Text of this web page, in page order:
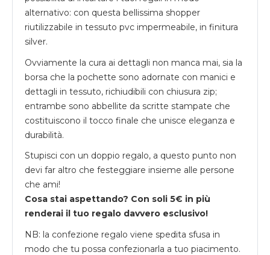
alternativo: con questa bellissima shopper
riutilizzabile in tessuto pvc impermeabile, in finitura
silver.
Ovviamente la cura ai dettagli non manca mai, sia la
borsa che la pochette sono adornate con manici e
dettagli in tessuto, richiudibili con chiusura zip;
entrambe sono abbellite da scritte stampate che
costituiscono il tocco finale che unisce eleganza e
durabilità.
Stupisci con un doppio regalo, a questo punto non
devi far altro che festeggiare insieme alle persone
che ami!
Cosa stai aspettando? Con soli 5€ in più
renderai il tuo regalo davvero esclusivo!
NB: la confezione regalo viene spedita sfusa in
modo che tu possa confezionarla a tuo piacimento.